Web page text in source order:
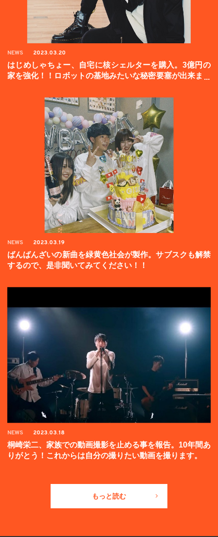
NEWS 2023.03.20
はじめしゃちょー、自宅に核シェルターを購入。3億円の
家を強化！！ロボットの基地みたいな秘密要塞が出来まし
NEWS 2023.03.19
ばんばんざいの新曲を緑黄色社会が製作。サブスクも解禁
するので、是非聞いてみてください！！
NEWS 2023.03.18
桐崎栄二、家族での動画撮影を止める事を報告。10年間あ
りがとう！これからは自分の撮りたい動画を撮ります。
もっと読む